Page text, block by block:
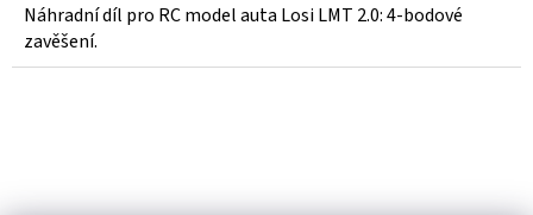
Náhradní díl pro RC model auta Losi LMT 2.0: 4-bodové
zavěšení.